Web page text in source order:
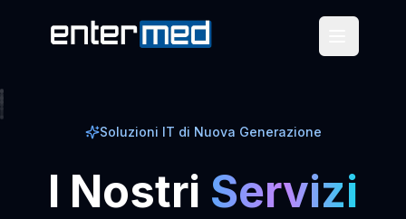
Soluzioni IT di Nuova Generazione
I Nostri Servizi